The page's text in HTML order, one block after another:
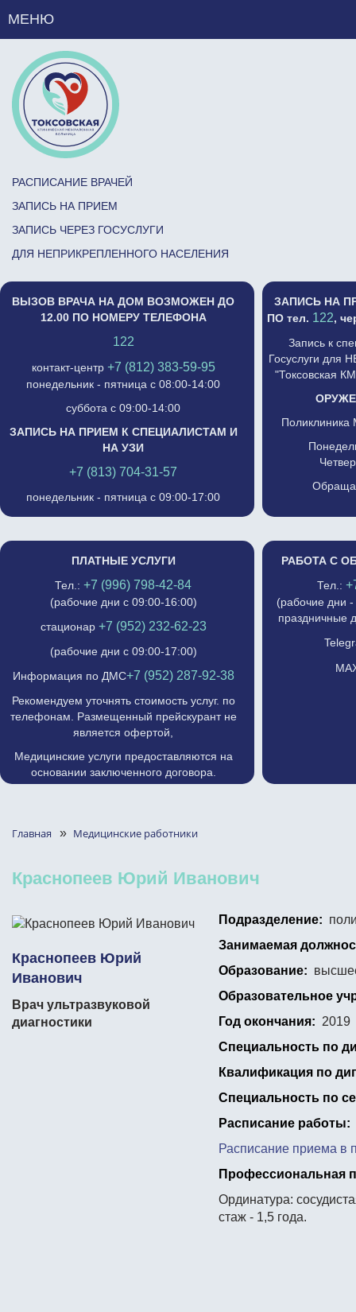
МЕНЮ
РАСПИСАНИЕ ВРАЧЕЙ
ЗАПИСЬ НА ПРИЕМ
ЗАПИСЬ ЧЕРЕЗ ГОСУСЛУГИ
ДЛЯ НЕПРИКРЕПЛЕННОГО НАСЕЛЕНИЯ
ВЫЗОВ ВРАЧА НА ДОМ ВОЗМОЖЕН ДО
12.00 ПО НОМЕРУ ТЕЛЕФОНА
122
контакт-центр +7 (812) 383-59-95
понедельник - пятница с 08:00-14:00
суббота с 09:00-14:00
ЗАПИСЬ НА ПРИЕМ К СПЕЦИАЛИСТАМ И
НА УЗИ
+7 (813) 704-31-57
понедельник - пятница с 09:00-17:00
ЗАПИСЬ НА
ПО тел. 122,
Запись к
Госуслуги для
"Токсовская
Поликлиника
ПЛАТНЫЕ УСЛУГИ
Тел.: +7 (996) 798-42-84
(рабочие дни с 09:00-16:00)
стационар +7 (952) 232-62-23
(рабочие дни с 09:00-17:00)
Информация по ДМС+7 (952) 287-92-38
Рекомендуем уточнять стоимость услуг. по
телефонам. Размещенный прейскурант не
является офертой,
Медицинские услуги предоставляются на
основании заключенного договора.
РАБОТА С
Тел.:
(рабочие дни
праздничные
Главная » Медицинские работники
Краснопеев Юрий Иванович
Краснопеев Юрий
Иванович
Врач ультразвуковой
диагностики
Подразделение:
Занимаемая
Образование:
Образовательное
Год окончания: 2019
Специальность по
Квалификация по
Специальность по
Расписание работы:
Расписание приема в
Профессиональная
Ординатура:
стаж - 1,5 года.